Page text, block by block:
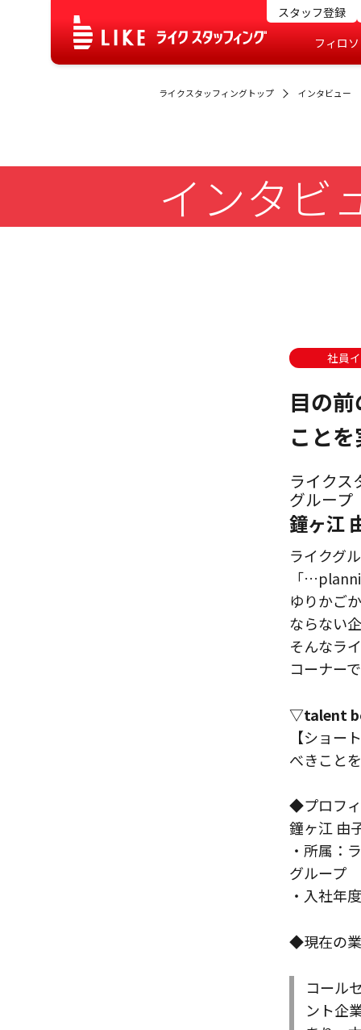
スタッフ登録
フィロ
ライクスタッフィングトップ インタビュー
インタビ
社員
目の
こと
ライク
グループ
鐘ヶ江
ライクグ
「
ゆりかご
ならない
そんなラ
コーナー
▽talent
【ショー
べきこと
◆プロフ
鐘ヶ江 由
・所属：
グループ
・入社年
◆現在の
コール
ント企